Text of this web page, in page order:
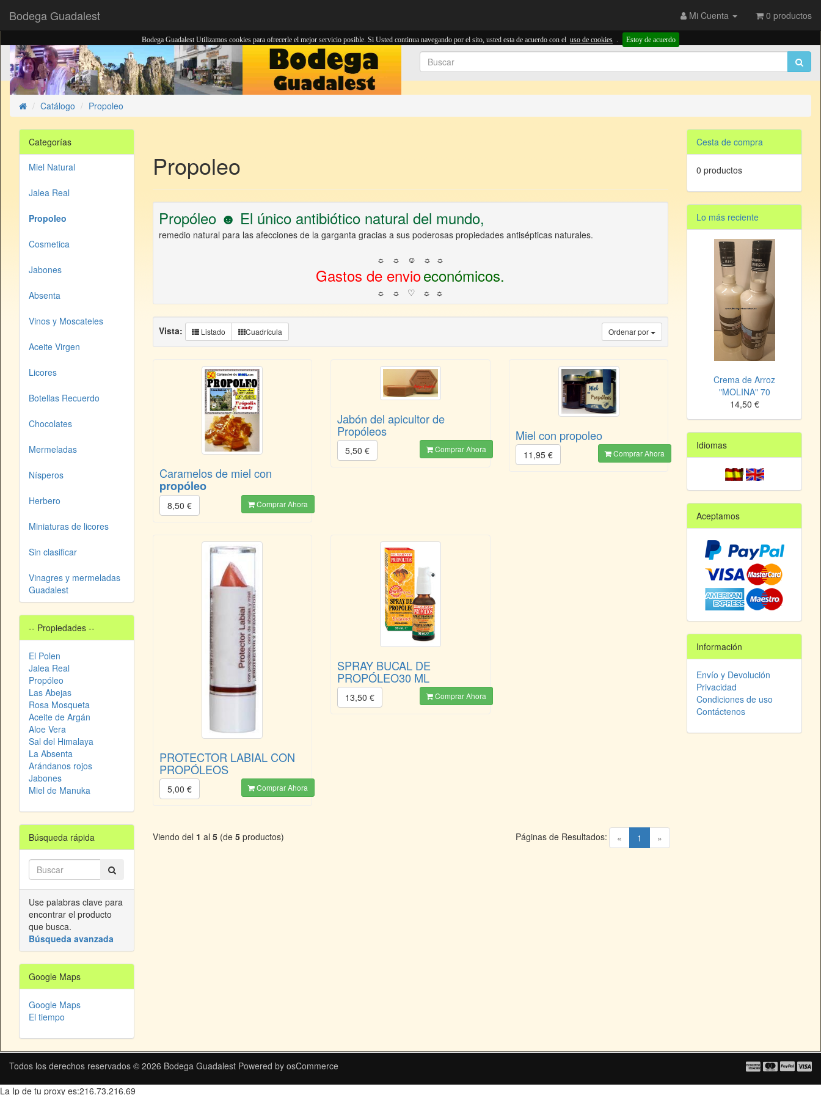
Bodega Guadalest Mi Cuenta 0 productos
Bodega Guadalest Utilizamos cookies para ofrecerle el mejor servicio posible. Si Usted continua navegando por el sito, usted esta de acuerdo con el uso de cookies . Estoy de acuerdo
InicioCatálogo Propoleo
Propoleo
Propóleo ☻ El único antibiótico natural del mundo,
remedio natural para las afecciones de la garganta gracias a sus poderosas propiedades antisépticas naturales.
☼ ☼ ☺ ☼ ☼
Gastos de envioeconómicos.
☼ ☼ ♡ ☼ ☼
Ordenar por
Vista: Listado Cuadrícula
Caramelos de miel con
propóleo
8,50 € Comprar Ahora
Jabón del apicultor de
Propóleos
5,50 € Comprar Ahora
Miel con propoleo
11,95 € Comprar Ahora
PROTECTOR LABIAL CON
PROPÓLEOS
5,00 € Comprar Ahora
SPRAY BUCAL DE
PROPÓLEO30 ML
13,50 € Comprar Ahora
Viendo del 1 al 5(de 5productos) « 1 (current)
»
Páginas de Resultados:
Categorías
Miel Natural
Jalea Real
Propoleo
Cosmetica
Jabones
Absenta
Vinos y Moscateles
Aceite Virgen
Licores
Botellas Recuerdo
Chocolates
Mermeladas
Nísperos
Herbero
Miniaturas de licores
Sin clasificar
Vinagres y mermeladas
Guadalest
-- Propiedades --
El Polen
Jalea Real
Propóleo
Las Abejas
Rosa Mosqueta
Aceite de Argán
Aloe Vera
Sal del Himalaya
La Absenta
Arándanos rojos
Jabones
Miel de Manuka
Búsqueda rápida
Use palabras clave para
encontrar el producto
que busca.
Búsqueda avanzada
Google Maps
Google Maps
El tiempo
Cesta de compra
0 productos
Lo más reciente
Crema de Arroz
"MOLINA" 70
14,50 €
Idiomas
Aceptamos
Información
Envío y Devolución
Privacidad
Condiciones de uso
Contáctenos
Todos los derechos reservados © 2026 Bodega Guadalest Powered by osCommerce
La Ip de tu proxy es:216.73.216.69